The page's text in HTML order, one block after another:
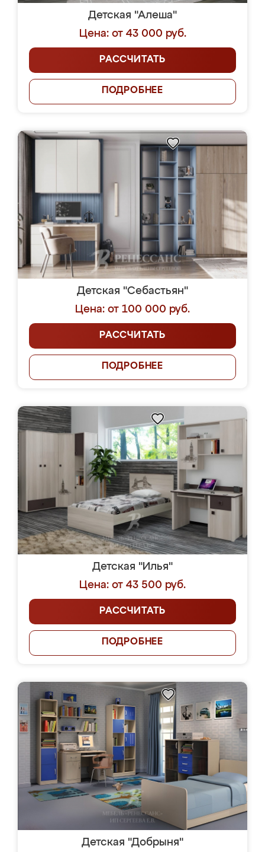
Детская "Алеша"
Цена: от 43 000 руб.
РАССЧИТАТЬ
ПОДРОБНЕЕ
Детская "Себастьян"
Цена: от 100 000 руб.
РАССЧИТАТЬ
ПОДРОБНЕЕ
Детская "Илья"
Цена: от 43 500 руб.
РАССЧИТАТЬ
ПОДРОБНЕЕ
Детская "Добрыня"